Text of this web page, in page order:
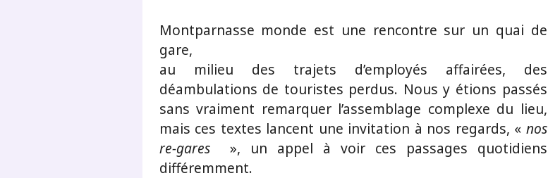
Montparnasse monde est une rencontre sur un quai de
gare,
au milieu des trajets d’employés affairées, des
déambulations de touristes perdus. Nous y étions passés
sans vraiment remarquer l’assemblage complexe du lieu,
mais ces textes lancent une invitation à nos regards, « nos
re-gares
», un appel à voir ces passages quotidiens
différemment.